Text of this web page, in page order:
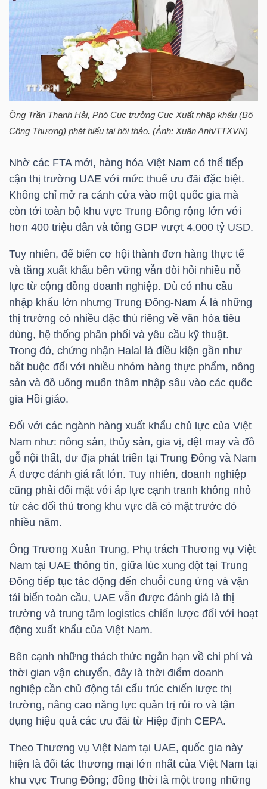
Ông Trần Thanh Hải, Phó Cục trưởng Cục Xuất nhập khẩu (Bộ
Công Thương) phát biểu tại hội thảo. (Ảnh: Xuân Anh/TTXVN)
Nhờ các FTA mới, hàng hóa Việt Nam có thể tiếp
cận thị trường UAE với mức thuế ưu đãi đặc biệt.
Không chỉ mở ra cánh cửa vào một quốc gia mà
còn tới toàn bộ khu vực Trung Đông rộng lớn với
hơn 400 triệu dân và tổng GDP vượt 4.000 tỷ USD.
Tuy nhiên, để biến cơ hội thành đơn hàng thực tế
và tăng xuất khẩu bền vững vẫn đòi hỏi nhiều nỗ
lực từ cộng đồng doanh nghiệp. Dù có nhu cầu
nhập khẩu lớn nhưng Trung Đông-Nam Á là những
thị trường có nhiều đặc thù riêng về văn hóa tiêu
dùng, hệ thống phân phối và yêu cầu kỹ thuật.
Trong đó, chứng nhận Halal là điều kiện gần như
bắt buộc đối với nhiều nhóm hàng thực phẩm, nông
sản và đồ uống muốn thâm nhập sâu vào các quốc
gia Hồi giáo.
Đối với các ngành hàng xuất khẩu chủ lực của Việt
Nam như: nông sản, thủy sản, gia vị, dệt may và đồ
gỗ nội thất, dư địa phát triển tại Trung Đông và Nam
Á được đánh giá rất lớn. Tuy nhiên, doanh nghiệp
cũng phải đối mặt với áp lực cạnh tranh không nhỏ
từ các đối thủ trong khu vực đã có mặt trước đó
nhiều năm.
Ông Trương Xuân Trung, Phụ trách Thương vụ Việt
Nam tại UAE thông tin, giữa lúc xung đột tại Trung
Đông tiếp tục tác động đến chuỗi cung ứng và vận
tải biển toàn cầu, UAE vẫn được đánh giá là thị
trường và trung tâm logistics chiến lược đối với hoạt
động xuất khẩu của Việt Nam.
Bên cạnh những thách thức ngắn hạn về chi phí và
thời gian vận chuyển, đây là thời điểm doanh
nghiệp cần chủ động tái cấu trúc chiến lược thị
trường, nâng cao năng lực quản trị rủi ro và tận
dụng hiệu quả các ưu đãi từ Hiệp định CEPA.
Theo Thương vụ Việt Nam tại UAE, quốc gia này
hiện là đối tác thương mại lớn nhất của Việt Nam tại
khu vực Trung Đông; đồng thời là một trong những
TRÁI
PHIẾU
TƯ
TRUY
XUẤT
Ngành
(-)
VS-
SECTOR
NĂNG
LƯỢNG
VẬT
LIỆU
CÔNG
NGHIỆP
TIÊU
DÙNG
KHÔNG
THIẾT